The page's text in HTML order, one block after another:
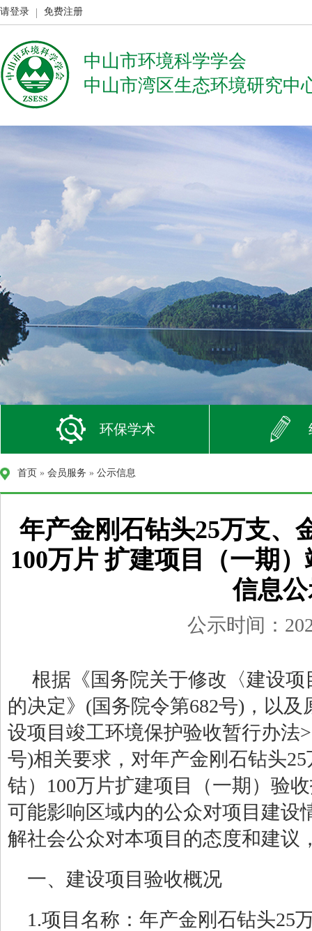
请登录 免费注册
中山市环境科学学会
中山市湾区生态环境研究中
环保学术
首页 » 会员服务 » 公示信息
年产金刚石钻头25万支、
100万片 扩建项目（一期
信息
公示时间：
根据《国务院关于修改〈建设
的决定》 (国务院令第682号) ，以
设项目竣工环境保护验收暂行办法>
号)相关要求，对年产金刚石钻头25
钴） 100万片扩建项目（一期）验
可能影响区域内的公众对项目建设
解社会公众对本项目的态度和建议
一、建设项目验收概况
1.项目名称：年产金刚石钻头25